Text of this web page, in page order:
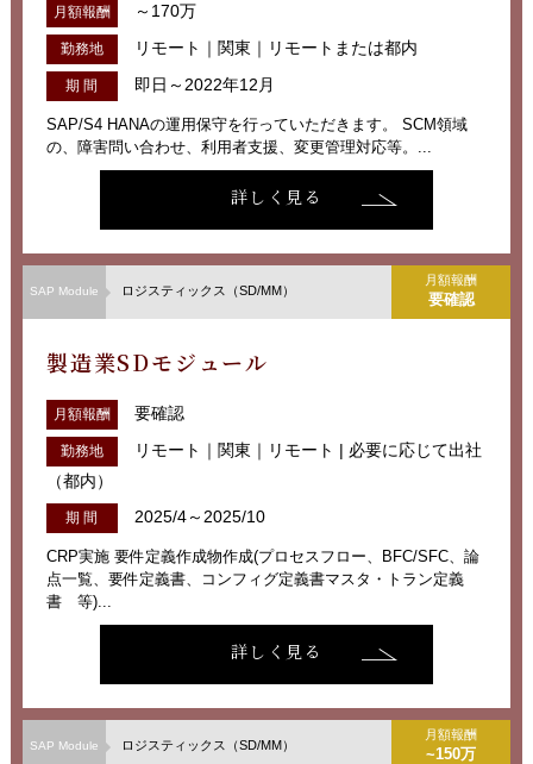
月額報酬 ～170万
勤務地 リモート｜関東｜リモートまたは都内
期 間 即日～2022年12月
SAP/S4 HANAの運用保守を行っていただきます。 SCM領域
の、障害問い合わせ、利用者支援、変更管理対応等。...
詳しく見る
SAP Module ロジスティックス（SD/MM）
月額報酬
要確認
製造業SDモジュール
月額報酬 要確認
勤務地
リモート｜関東｜リモート | 必要に応じて出社
（都内）
期 間 2025/4～2025/10
CRP実施 要件定義作成物作成(プロセスフロー、BFC/SFC、論
点一覧、要件定義書、コンフィグ定義書マスタ・トラン定義
書 等)...
詳しく見る
SAP Module ロジスティックス（SD/MM）
月額報酬
~150万